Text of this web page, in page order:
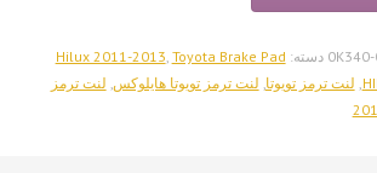
دسته: Hilux 2011-2013, Toyota Brake Pad
, لنت ترمز تویوتا, لنت ترمز تویوتا هایلوکس, لنت ترمز